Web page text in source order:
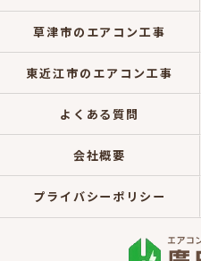
草津市のエアコン工事
東近江市のエアコン工事
よくある質問
会社概要
プライバシーポリシー